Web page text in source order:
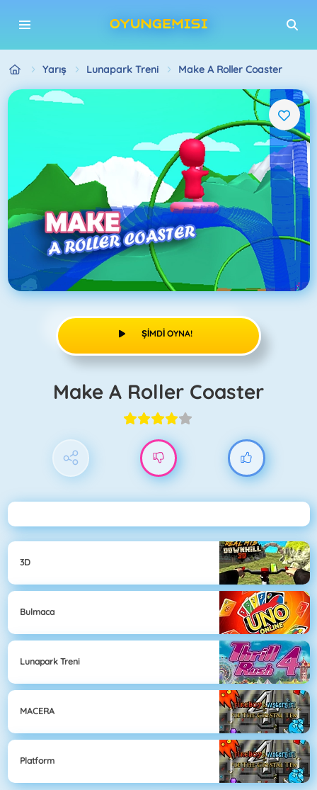
Yarış Lunapark Treni Make A Roller Coaster
ŞIMDI OYNA!
Make A Roller Coaster
3D
Bulmaca
Lunapark Treni
MACERA
Platform